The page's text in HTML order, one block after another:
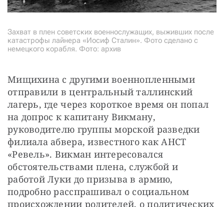
Захват в плен советских военнослужащих, выживших после
катастрофы лайнера «Иосиф Сталин». Фото сделано с
немецкого корабля. Фото: архив
Мищихина с другими военнопленными
отправили в центральный таллинский
лагерь, где через короткое время он попал
на допрос к капитану Викману,
руководителю группы морской разведки
филиала абвера, известного как АНСТ
«Ревель». Викман интересовался
обстоятельствами плена, службой и
работой Луки до призыва в армию,
подробно расспрашивал о социальном
происхождении родителей, о политических